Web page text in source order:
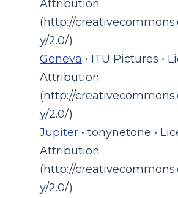
Attribution
(http://
y/2.0/)
Geneva • ITU Pictures •
Attribution
(http://
y/2.0/)
Jupiter • tonynetone •
Attribution
(http://
y/2.0/)